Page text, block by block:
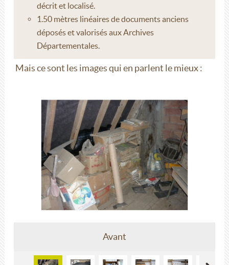
décrit et localisé.
1.50 mètres linéaires de documents anciens
déposés et valorisés aux Archives
Départementales.
Mais ce sont les images qui en parlent le mieux :
Avant